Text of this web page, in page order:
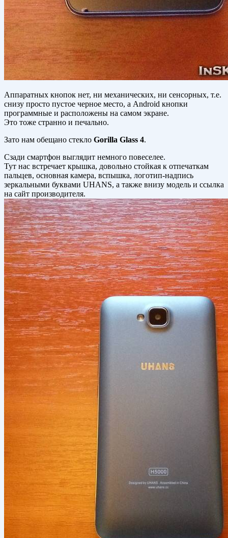
Аппаратных кнопок нет, ни механических, ни сенсорных, т.е.
снизу просто пустое черное место, а Android кнопки
программные и расположены на самом экране.
Это тоже странно и печально.
Зато нам обещано стекло Gorilla Glass 4.
Сзади смартфон выглядит немного повеселее.
Тут нас встречает крышка, довольно стойкая к отпечаткам
пальцев, основная камера, вспышка, логотип-надпись
зеркальными буквами UHANS, а также внизу модель и ссылка
на сайт производителя.